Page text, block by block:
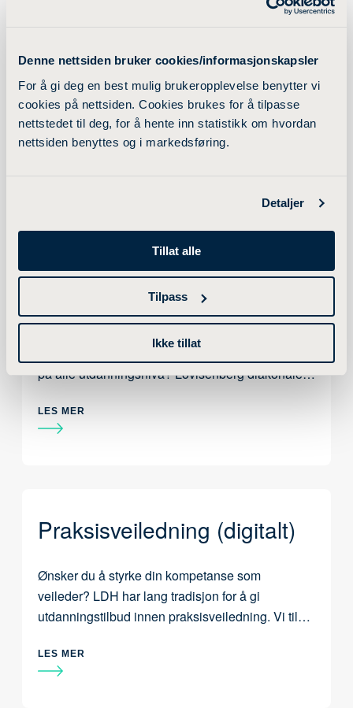
Denne nettsiden bruker cookies/informasjonskapsler
For å gi deg en best mulig brukeropplevelse benytter vi
cookies på nettsiden. Cookies brukes for å tilpasse
nettstedet til deg, for å hente inn statistikk om hvordan
nettsiden benyttes og i markedsføring.
Detaljer
Tillat alle
Tilpass
Ikke tillat
Søker du ny kunnskap innen fagfeltet palliativ
omsorg? Lovisenberg diakonale høgskole har
siden 1999 tilbudt et tverrfaglig deltidsstudium i
palliativ omsorg.
LES MER
Pedagogisk
basiskompetanse (digitalt)
basiskompetanse som underviser i profesjonsfag
på alle utdanningsnivå? Lovisenberg diakonale
og høgskolepedagogikk.
LES MER
Praksisveiledning (digitalt)
Ønsker du å styrke din kompetanse som
veileder? LDH har lang tradisjon for å gi
utdanningstilbud innen praksisveiledning. Vi tilbyr
studiepoeng.
LES MER